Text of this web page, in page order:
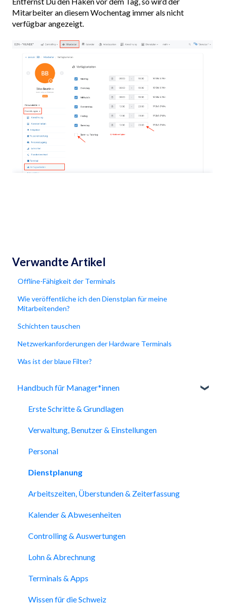
Mitarbeiter an diesem Wochentag immer als nicht
verfügbar angezeigt.
Verwandte Artikel
Offline-Fähigkeit der Terminals
Wie veröffentliche ich den Dienstplan für meine
Mitarbeitenden?
Schichten tauschen
Netzwerkanforderungen der Hardware Terminals
Was ist der blaue Filter?
Handbuch für Manager*innen
Erste Schritte & Grundlagen
Verwaltung, Benutzer & Einstellungen
Personal
Dienstplanung
Arbeitszeiten, Überstunden & Zeiterfassung
Kalender & Abwesenheiten
Controlling & Auswertungen
Lohn & Abrechnung
Terminals & Apps
Wissen für die Schweiz